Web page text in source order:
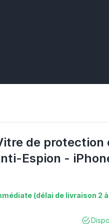
de protection
Espion -
(délai de livraison 2